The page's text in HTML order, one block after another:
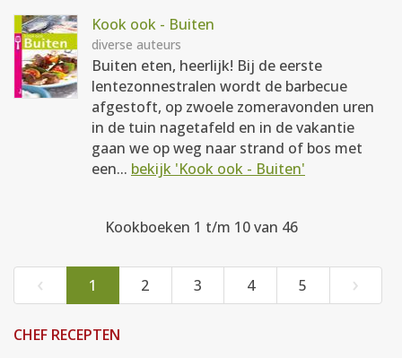
Kook ook - Buiten
diverse auteurs
Buiten eten, heerlijk! Bij de eerste
lentezonnestralen wordt de barbecue
afgestoft, op zwoele zomeravonden uren
in de tuin nagetafeld en in de vakantie
gaan we op weg naar strand of bos met
een... bekijk 'Kook ook - Buiten'
Kookboeken 1 t/m 10 van 46
‹ 1 2 3 4 5 ›
CHEF RECEPTEN